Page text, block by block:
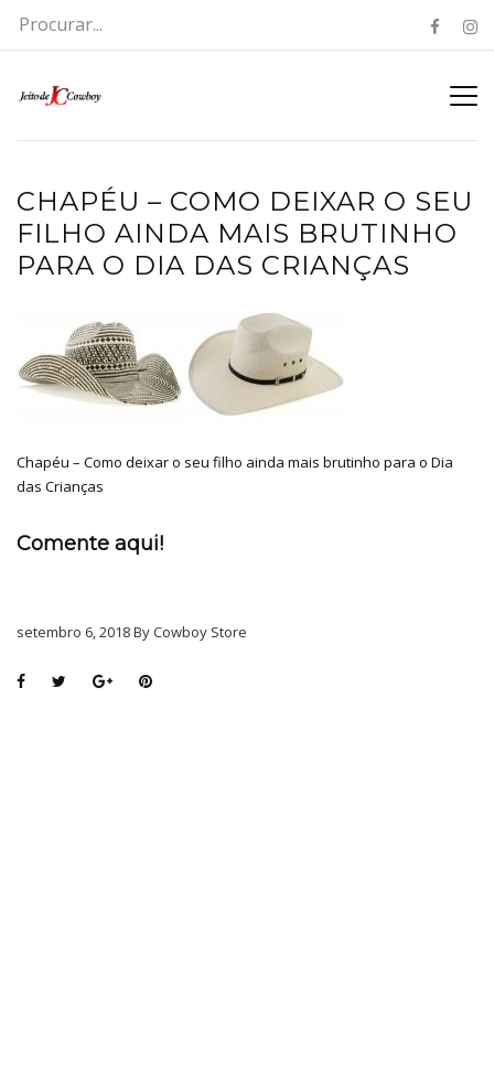
CHAPÉU – COMO DEIXAR O SEU
FILHO AINDA MAIS BRUTINHO
PARA O DIA DAS CRIANÇAS
Chapéu – Como deixar o seu filho ainda mais brutinho para o Dia
das Crianças
Comente aqui!
setembro 6, 2018 By Cowboy Store